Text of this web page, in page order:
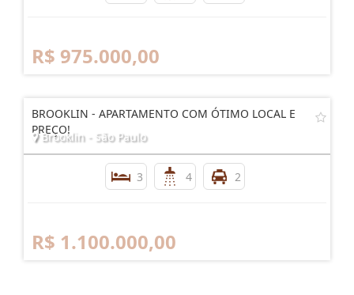
R$ 975.000,00
BROOKLIN - APARTAMENTO COM ÓTIMO LOCAL E
PREÇO!
Brooklin - São Paulo
3 4 2
R$ 1.100.000,00